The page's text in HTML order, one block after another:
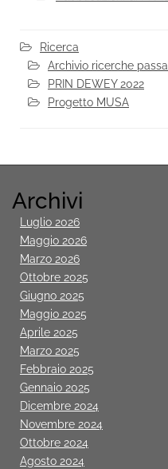
Ricerca
Archivio ricerche
PRIN DEWEY 2022
Progetto MUSA
Archivi
Luglio 2026
Maggio 2026
Marzo 2026
Ottobre 2025
Giugno 2025
Maggio 2025
Aprile 2025
Marzo 2025
Febbraio 2025
Gennaio 2025
Dicembre 2024
Novembre 2024
Ottobre 2024
Agosto 2024